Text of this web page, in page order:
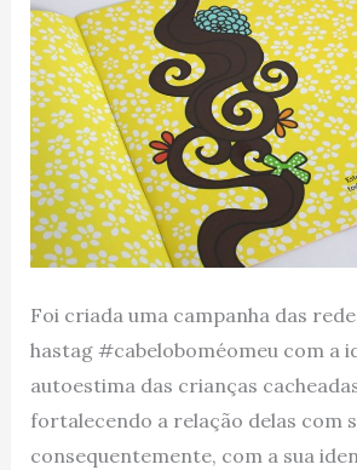
Foi criada uma campanha das
hastag #cabeloboméomeu com a
autoestima das crianças
fortalecendo a relação delas com
consequentemente, com a sua